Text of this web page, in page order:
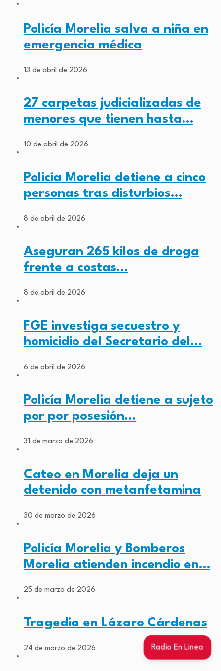
Radio En Linea
Policía Morelia salva a niña en
emergencia médica
13 de abril de 2026
27 carpetas judicializadas de
menores que tienen hasta…
10 de abril de 2026
Policía Morelia detiene a cinco
personas tras disturbios…
8 de abril de 2026
Aseguran 265 kilos de droga
frente a costas…
8 de abril de 2026
FGE investiga secuestro y
homicidio del Secretario del…
6 de abril de 2026
Policía Morelia detiene a sujeto
por por posesión…
31 de marzo de 2026
Cateo en Morelia deja un
detenido con metanfetamina
30 de marzo de 2026
Policía Morelia y Bomberos
Morelia atienden incendio en…
25 de marzo de 2026
Tragedia en Lázaro Cárdenas
24 de marzo de 2026